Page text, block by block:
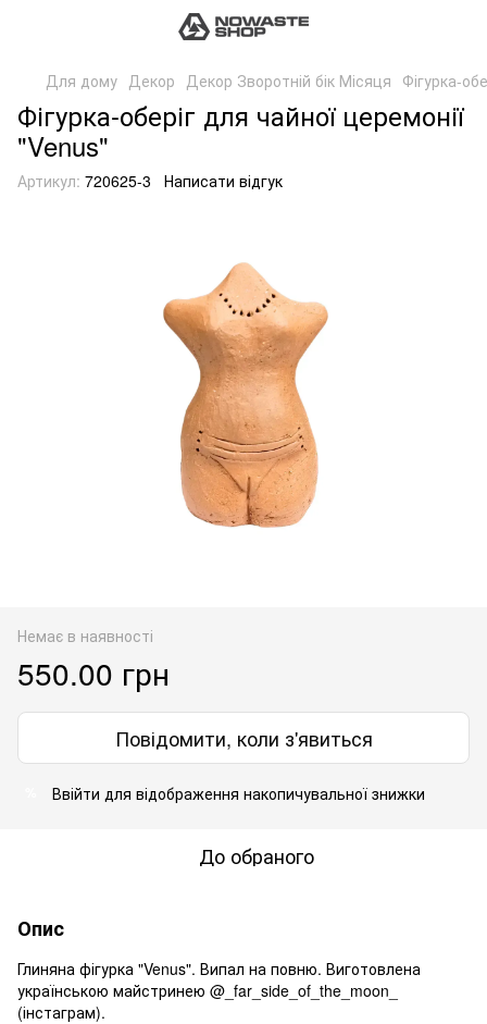
Для дому Декор Декор Зворотній бік Місяця Фігурка-
Фігурка-оберіг для чайної церемонії
"Venus"
Артикул: 720625-3 Написати відгук
Немає в наявності
550.00 грн
Повідомити, коли з'явиться
Ввійти для відображення накопичувальної знижки
До обраного
Опис
Глиняна фігурка "Venus". Випал на повню. Виготовлена
українською майстринею @_far_side_of_the_moon_
(інстаграм).